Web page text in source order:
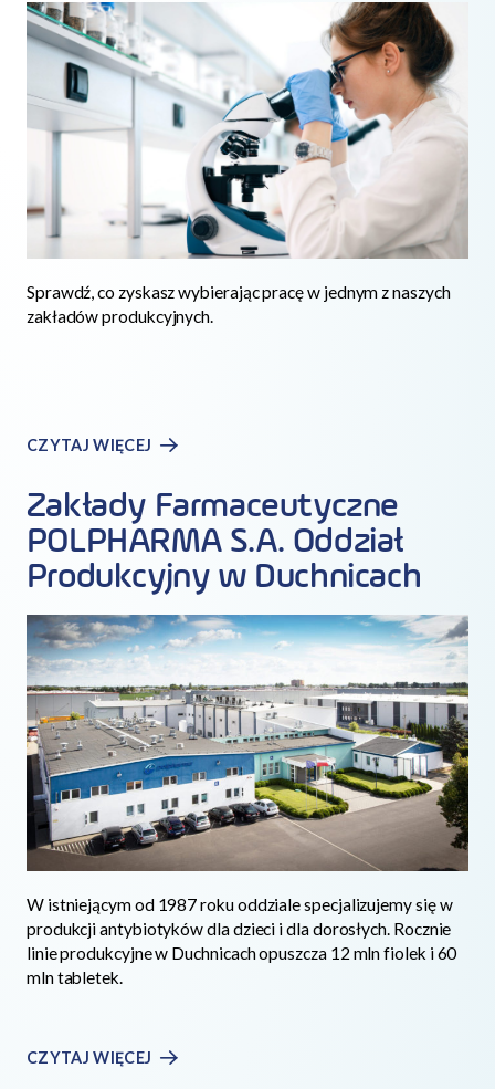
Sprawdź, co zyskasz wybierając pracę w jednym z naszych
zakładów produkcyjnych.
CZYTAJ WIĘCEJ
Zakłady Farmaceutyczne
POLPHARMA S.A. Oddział
Produkcyjny w Duchnicach
W istniejącym od 1987 roku oddziale specjalizujemy się w
produkcji antybiotyków dla dzieci i dla dorosłych. Rocznie
linie produkcyjne w Duchnicach opuszcza 12 mln fiolek i 60
mln tabletek.
CZYTAJ WIĘCEJ